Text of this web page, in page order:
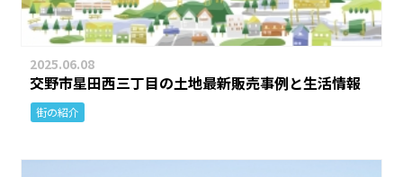
2025.06.08
交野市星田西三丁目の土地最新販売事例と生活情報
街の紹介